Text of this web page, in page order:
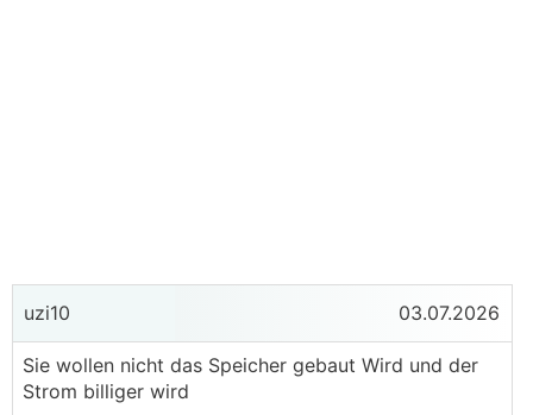
uzi10 03.07.2026
Sie wollen nicht das Speicher gebaut Wird und der
Strom billiger wird